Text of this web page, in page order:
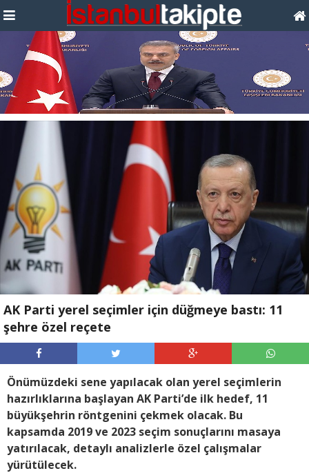
AK Parti yerel seçimler için düğmeye bastı: 11
şehre özel reçete
Önümüzdeki sene yapılacak olan yerel seçimlerin
hazırlıklarına başlayan AK Parti’de ilk hedef, 11
büyükşehrin röntgenini çekmek olacak. Bu
kapsamda 2019 ve 2023 seçim sonuçlarını masaya
yatırılacak, detaylı analizlerle özel çalışmalar
yürütülecek.